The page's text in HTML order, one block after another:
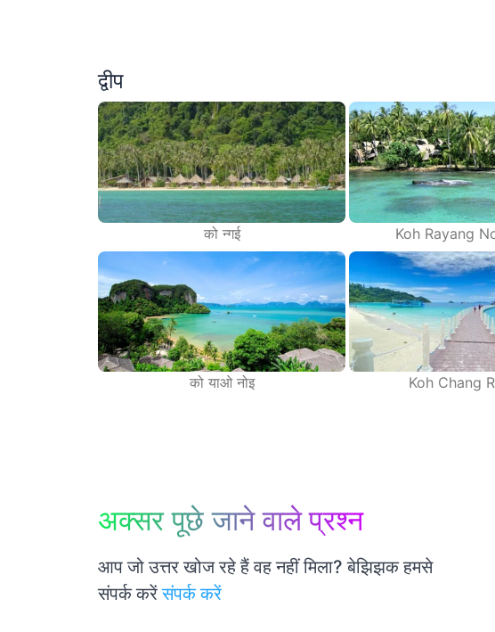
द्वीप
को न्गई Koh Rayang
को याओ नोइ Koh Chang
अक्सर पूछे जाने वाले प्रश्न
आप जो उत्तर खोज रहे हैं वह नहीं मिला? बेझिझक हमसे
संपर्क करेंसंपर्क करें